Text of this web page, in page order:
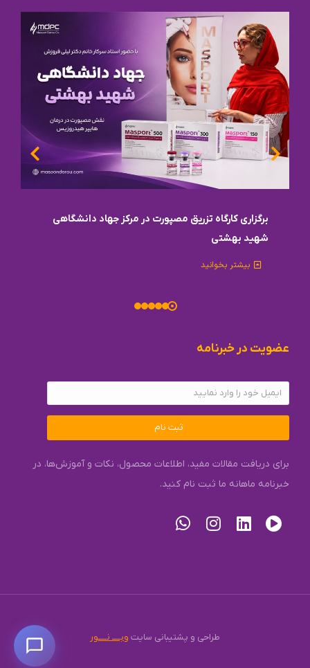
برگزاری کارگاه تزریق مصپورت در مرکز جهاد دانشگاهی
شهید بهشتی
بیشتر بخوانید
عضویت در خبرنامه
ثبت نام
برای دریافت مقالات مفید، اطلاعات محصول، نکات و آموزش‌ها، در
خبرنامه ماهانه ما ثبت نام کنید.
طراحی و پشتیبانی سایت وبــــ نــــور